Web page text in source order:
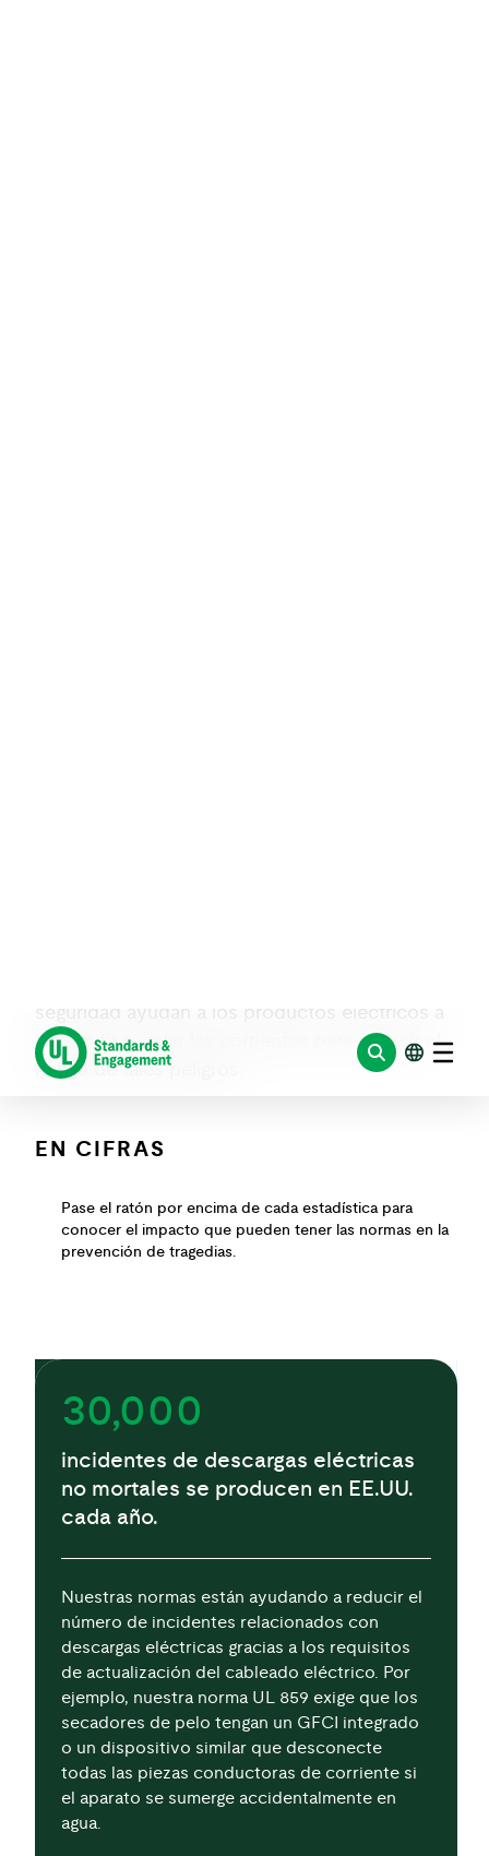
seguridad ayudan a los productos eléctricos a
transmitir o aislar las corrientes para reducir el
riesgo de tales peligros.
EN CIFRAS
Pase el ratón por encima de cada estadística para
conocer el impacto que pueden tener las normas en la
prevención de tragedias.
30,000
incidentes de descargas eléctricas
no mortales se producen en EE.UU.
cada año.
Nuestras normas están ayudando a reducir el
número de incidentes relacionados con
descargas eléctricas gracias a los requisitos
de actualización del cableado eléctrico. Por
ejemplo, nuestra norma UL 859 exige que los
secadores de pelo tengan un GFCI integrado
o un dispositivo similar que desconecte
todas las piezas conductoras de corriente si
el aparato se sumerge accidentalmente en
agua.